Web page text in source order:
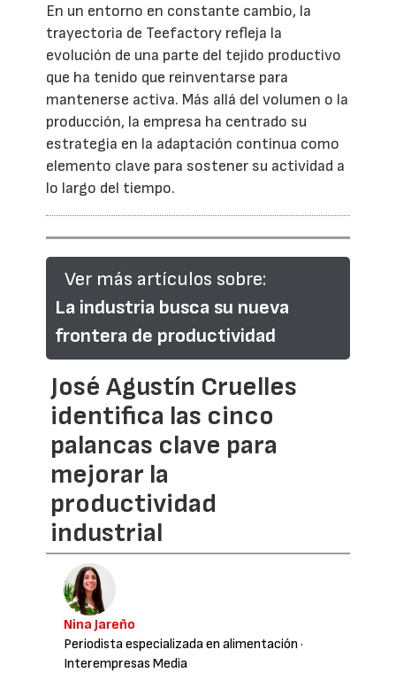
En un entorno en constante cambio, la
trayectoria de Teefactory refleja la
evolución de una parte del tejido productivo
que ha tenido que reinventarse para
mantenerse activa. Más allá del volumen o la
producción, la empresa ha centrado su
estrategia en la adaptación continua como
elemento clave para sostener su actividad a
lo largo del tiempo.
Ver más artículos sobre:
La industria busca su nueva
frontera de productividad
José Agustín Cruelles
identifica las cinco
palancas clave para
mejorar la
productividad
industrial
Nina Jareño
Periodista especializada en alimentación ·
Interempresas Media